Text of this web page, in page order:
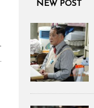
NEW POST